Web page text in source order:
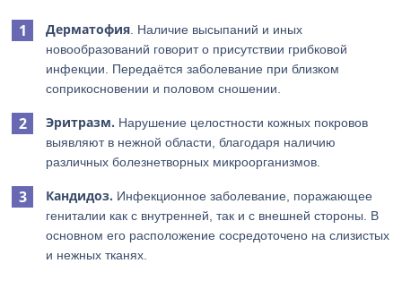
Дерматофия . Наличие высыпаний и иных
новообразований говорит о присутствии грибковой
инфекции. Передаётся заболевание при близком
соприкосновении и половом сношении.
Эритразм. Нарушение целостности кожных покровов
выявляют в нежной области, благодаря наличию
различных болезнетворных микроорганизмов.
Кандидоз. Инфекционное заболевание, поражающее
гениталии как с внутренней, так и с внешней стороны. В
основном его расположение сосредоточено на слизистых
и нежных тканях.